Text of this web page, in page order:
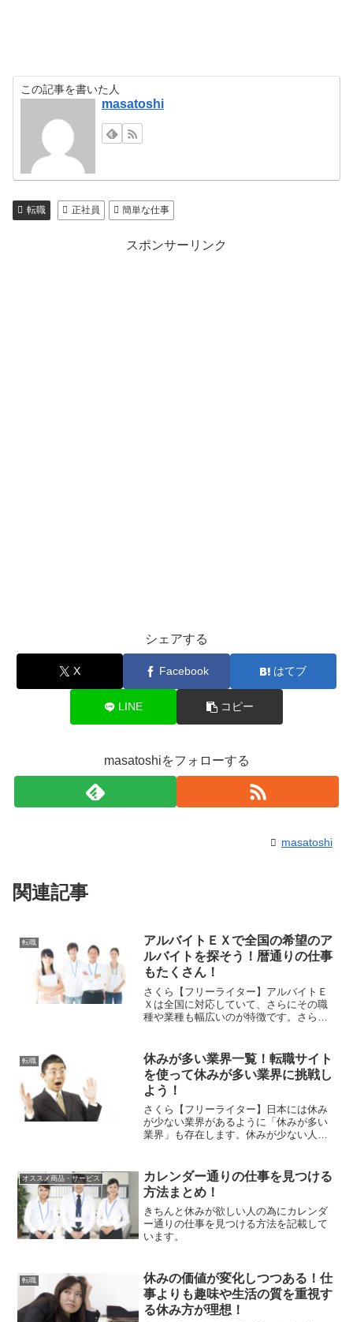
この記事を書いた人
masatoshi
転職 正社員 簡単な仕事
スポンサーリンク
シェアする
X Facebook はてブ
LINE コピー
masatoshiをフォローする
masatoshi
関連記事
転職
アルバイトＥＸで全国の希望のア
ルバイトを探そう！暦通りの仕事
もたくさん！
さくら【フリーライター】アルバイトＥ
Ｘは全国に対応していて、さらにその職
種や業種も幅広いのが特徴です。さらに
す。車ウサギ人気ですよね・・アルバイ
トEX土日休めるバイト探...
転職
休みが多い業界一覧！転職サイト
を使って休みが多い業界に挑戦し
よう！
さくら【フリーライター】日本には休み
が少ない業界があるように「休みが多い
業界」も存在します。休みが少ない人に
す！それはアウトでしょ！さくら【フリ
ーライター】転職サイトの「...
オススメ商品・サービス
カレンダー通りの仕事を見つける
方法まとめ！
きちんと休みが欲しい人の為にカレンダ
ー通りの仕事を見つける方法を記載して
います。
転職
休みの価値が変化しつつある！仕
事よりも趣味や生活の質を重視す
る休み方が理想！